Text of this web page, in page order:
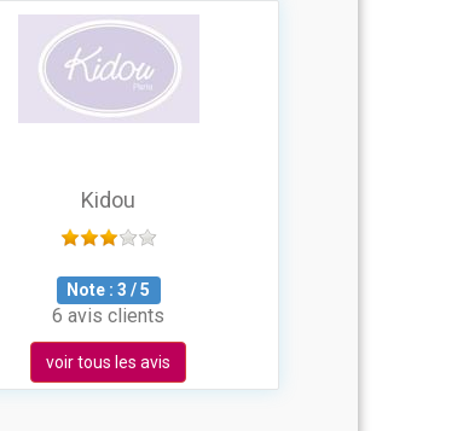
Kidou
Note :3 /5
6 avis clients
voir tous les avis